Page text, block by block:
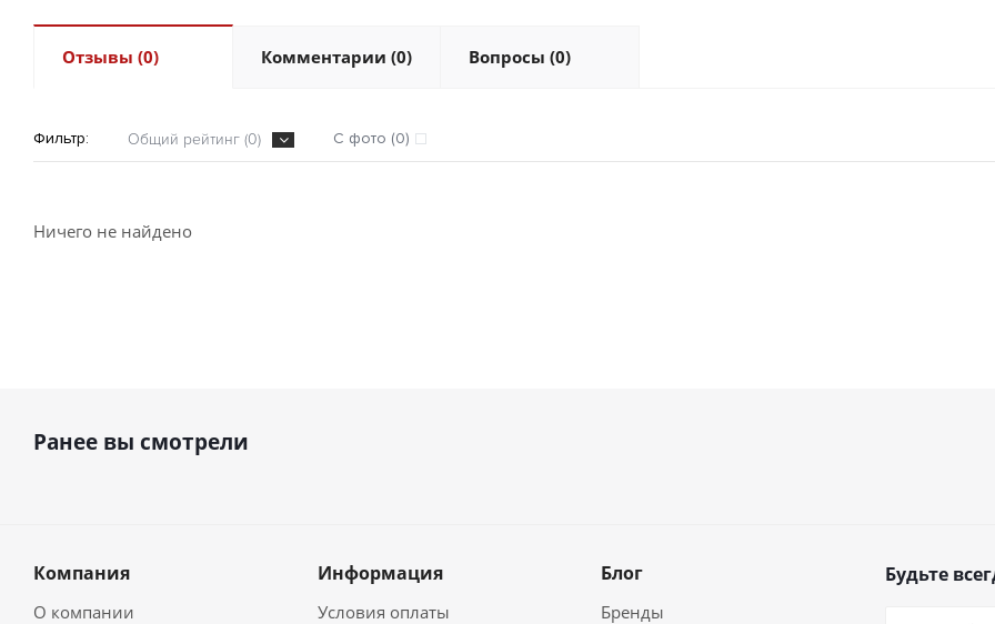
Отзывы (0) Комментарии (0) Вопросы (0)
Фильтр: Общий рейтинг (0) С фото (0)
Ничего не найдено
Ранее вы смотрели
Компания
О компании
Информация
Условия оплаты
Блог
Бренды
Будьте